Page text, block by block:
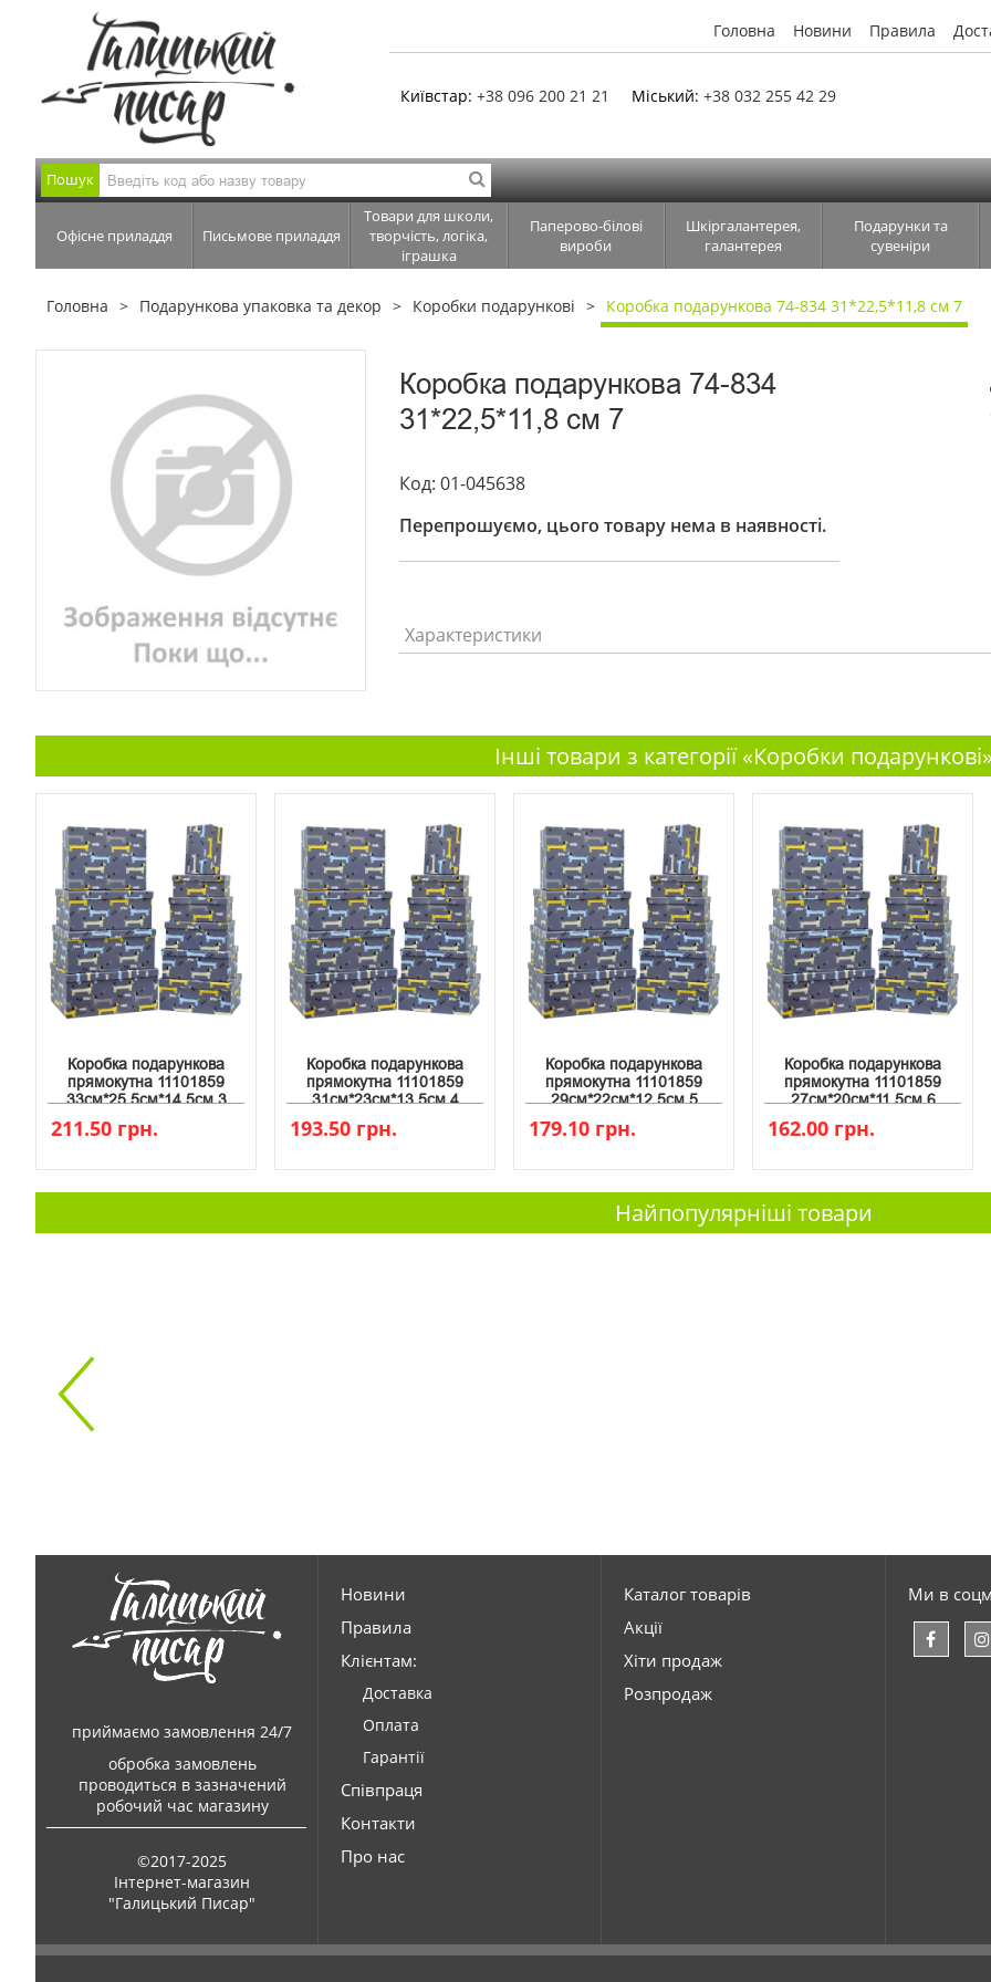
Головна Новини Правила
Київстар: +38 096 200 21 21 Міський: +38 032 255 42 29
Пошук
Офісне приладдя Письмове приладдя
Товари для школи,
творчість, логіка,
іграшка
Паперово-білові
вироби
Шкіргалантерея,
галантерея
Подарунки та
сувеніри
Головна Подарункова упаковка та декор Коробки подарункові Коробка подарункова 74-834 31*22,5*11,8 см 7
Коробка подарункова 74-834
31*22,5*11,8 см 7
Код: 01-045638
Перепрошуємо, цього товару нема в наявності.
Характеристики
Інші товари з категорії «Коробки
Коробка подарункова
прямокутна 11101859
33см*25.5см*14.5см 3
211.50 грн.
Коробка подарункова
прямокутна 11101859
31см*23см*13.5см 4
193.50 грн.
Коробка подарункова
прямокутна 11101859
29см*22см*12.5см 5
179.10 грн.
Коробка подарункова
прямокутна 11101859
27см*20см*11.5см 6
162.00 грн.
Найпопулярніші товари
приймаємо замовлення 24/7
обробка замовлень
проводиться в зазначений
робочий час магазину
©2017-2025
Інтернет-магазин
"Галицький Писар"
Новини
Правила
Клієнтам:
Доставка
Оплата
Гарантії
Співпраця
Контакти
Про нас
Каталог товарів
Акції
Хіти продаж
Розпродаж
Ми в